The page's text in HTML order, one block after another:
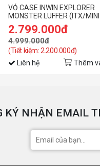
VỎ CASE INWIN EXPLORER
MONSTER LUFFER (ITX/MINI
TOWER)
2.799.000đ
4.999.000đ
(Tiết kiệm: 2.200.000đ)
Liên hệ Thêm
KÝ NHẬN EMAIL